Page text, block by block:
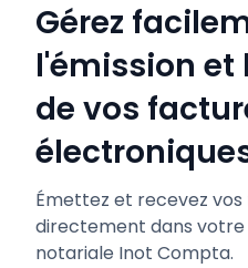
Gérez
l'émission et
de vos
Émettez et recevez
directement dans
notariale Inot Compta.